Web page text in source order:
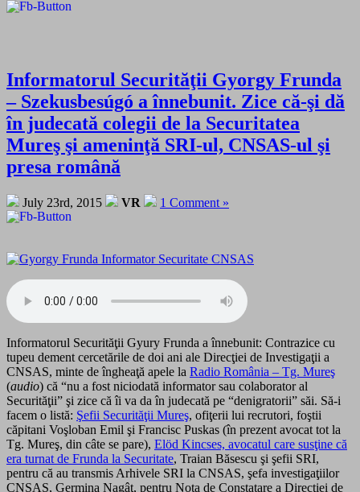
Informatorul Securităţii Gyorgy Frunda
– Szekusbesúgó a înnebunit. Zice că-şi dă
în judecată colegii de la Securitatea
Mureş şi ameninţă SRI-ul, CNSAS-ul şi
presa română
July 23rd, 2015 VR 1 Comment »
Informatorul Securităţii Gyury Frunda a înnebunit: Contrazice cu
tupeu dement cercetările de doi ani ale Direcţiei de Investigaţii a
CNSAS, minte de îngheaţă apele la Radio România – Tg. Mureş
(audio) că “nu a fost niciodată informator sau colaborator al
Securităţii” şi zice că îi va da în judecată pe “denigratorii” săi. Să-i
facem o listă: Şefii Securităţii Mureş, ofiţerii lui recrutori, foştii
căpitani Voşloban Emil şi Francisc Puskas (în prezent avocat tot la
Tg. Mureş, din câte se pare), Elöd Kincses, avocatul care susţine că
era turnat de Frunda la Securitate, Traian Băsescu şi şefii SRI,
pentru că au transmis Arhivele SRI la CNSAS, şefa investigaţiilor
CNSAS, Germina Nagâţ, pentru Nota de Constatare a Direcţiei de